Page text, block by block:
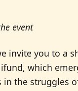
event
invite you to a
which
the struggles